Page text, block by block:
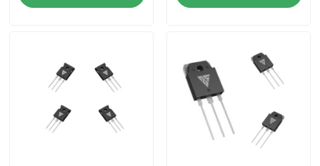
উদ্ধৃতির জন্য আবেদন
উচ্চ ক্ষমতা MOSFET